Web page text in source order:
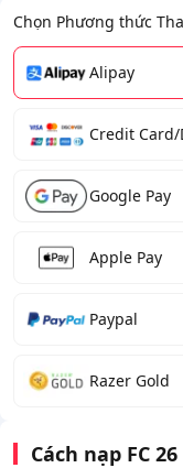
Chọn Phương thức
Alipay
Credit
Google Pay
Apple Pay
Paypal
Razer Gold
Cách nạp FC